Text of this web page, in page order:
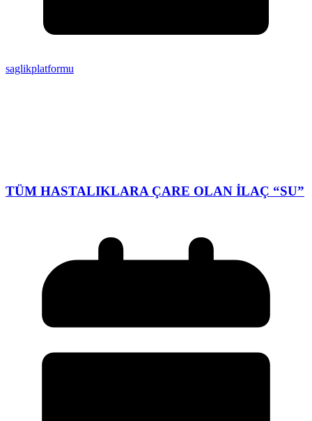
saglikplatformu
TÜM HASTALIKLARA ÇARE OLAN İLAÇ “SU”